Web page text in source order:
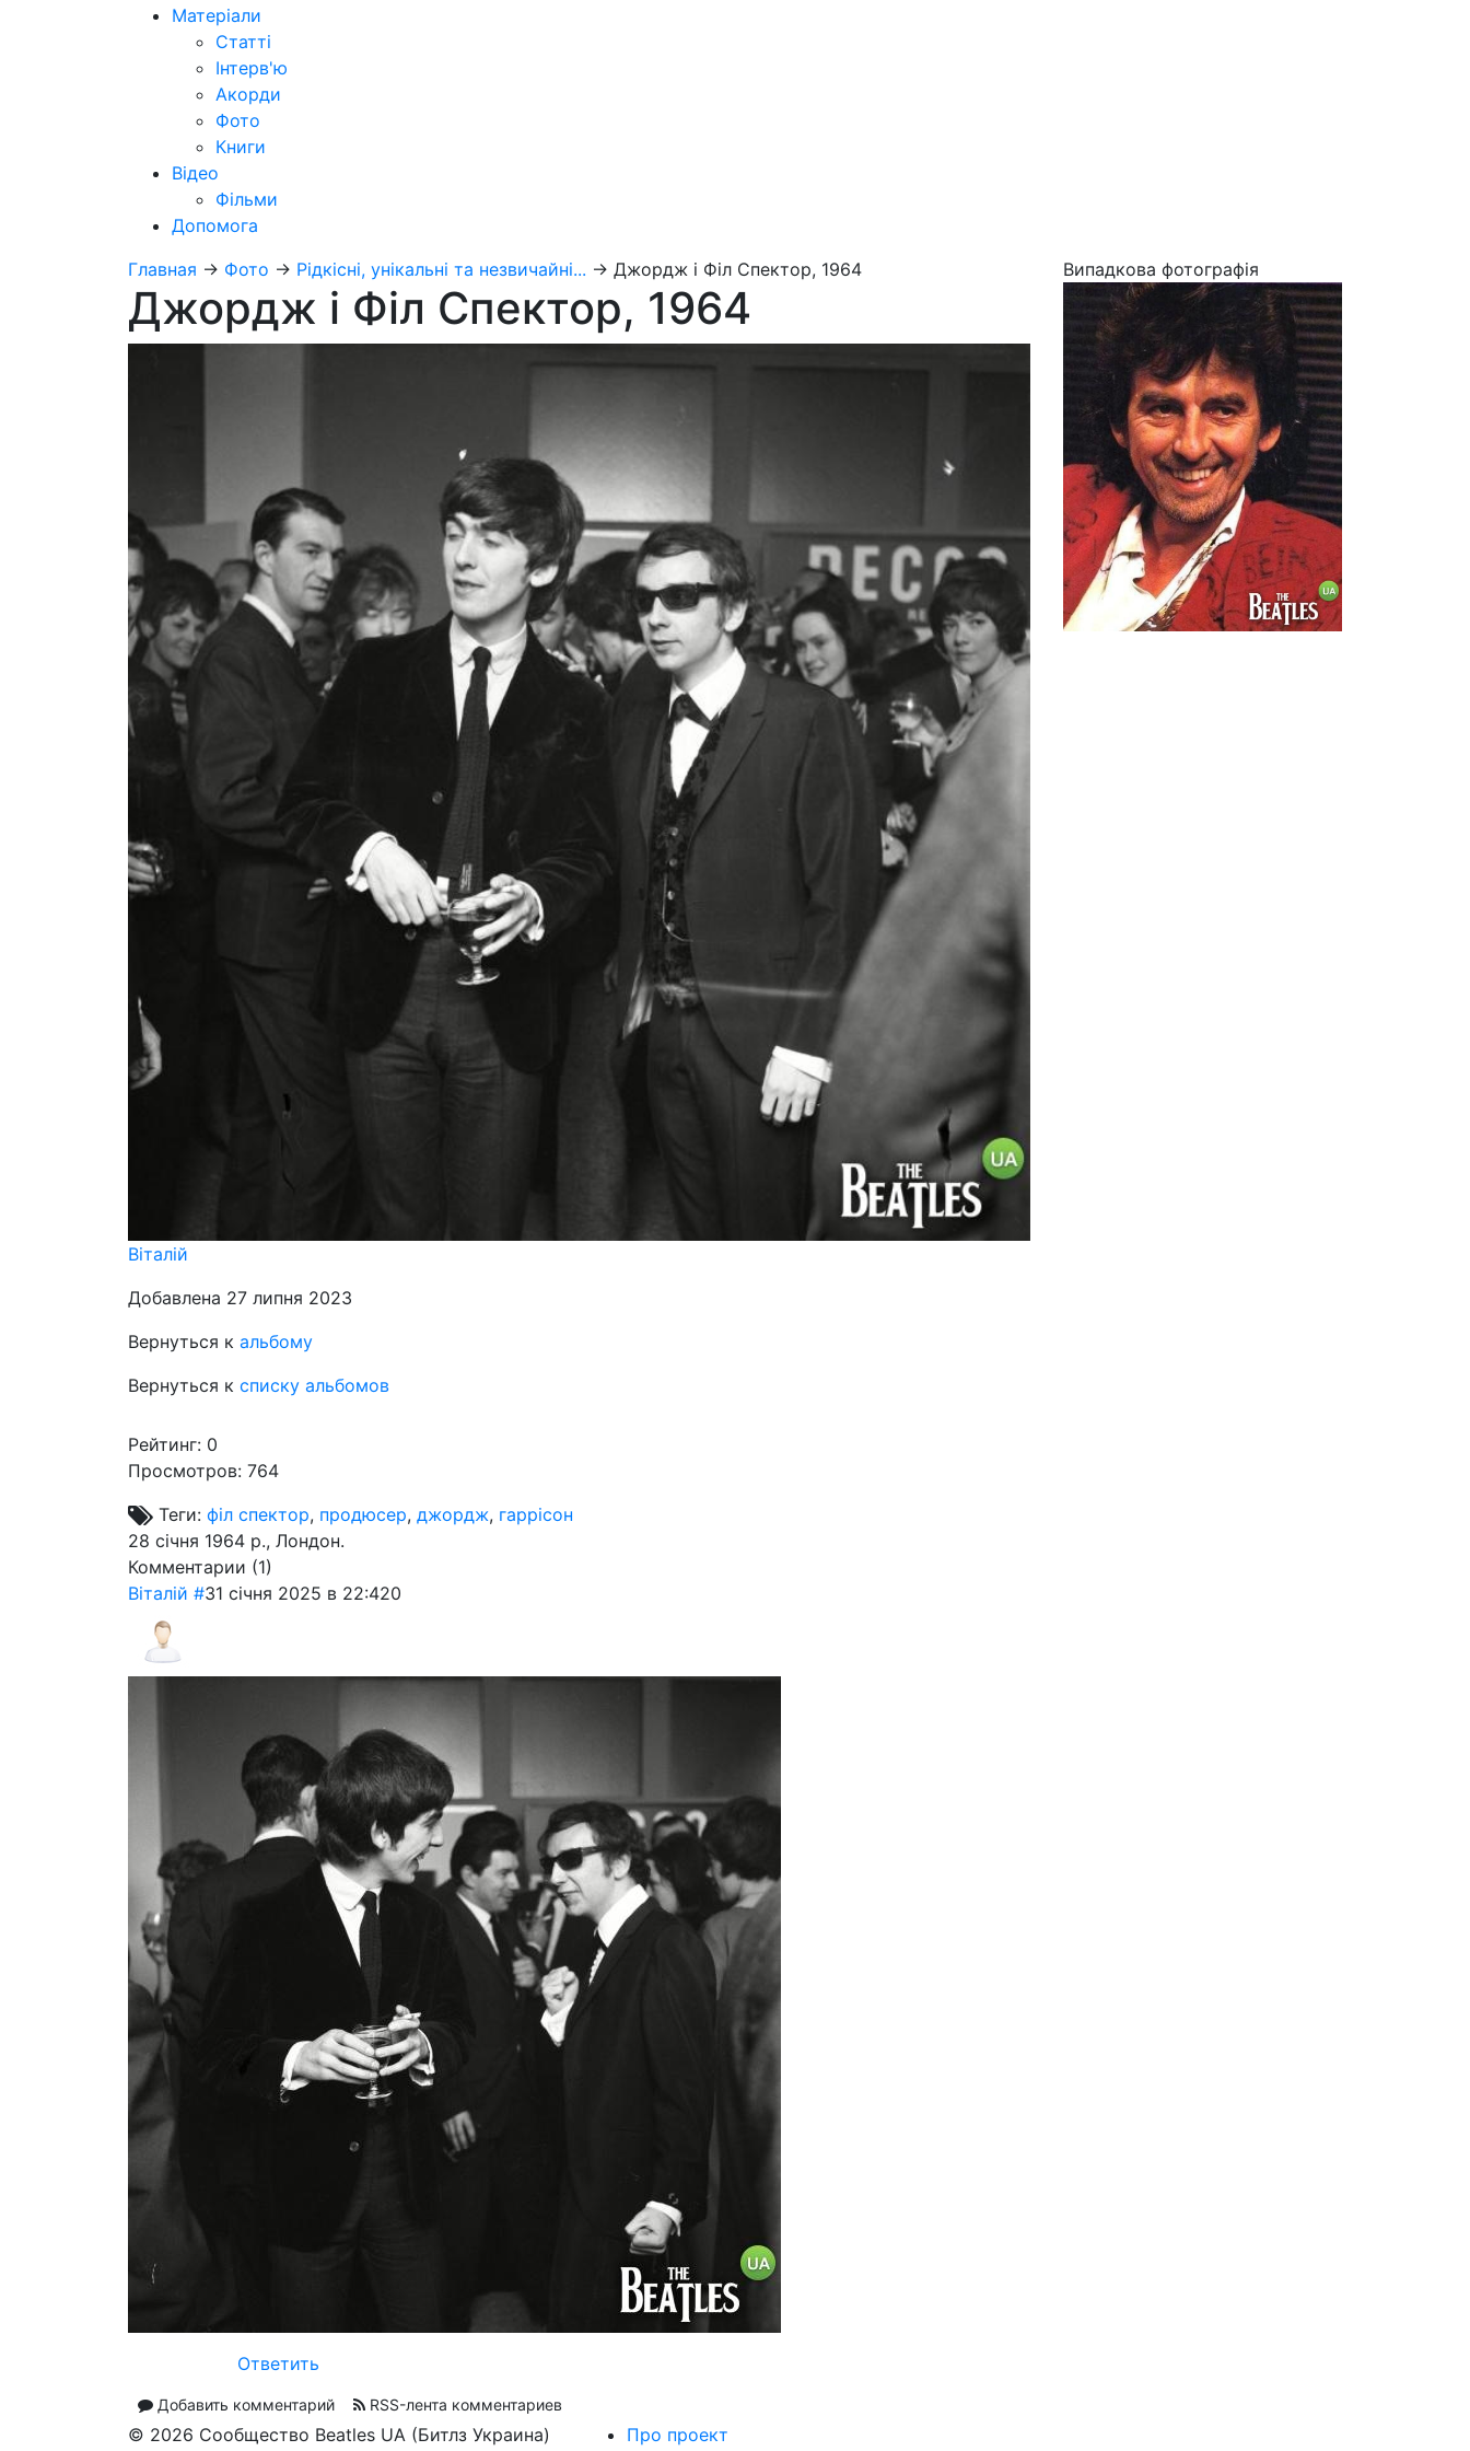
Матеріали
Статті
Інтерв'ю
Акорди
Фото
Книги
Відео
Фільми
Допомога
Главная → Фото → Рідкісні, унікальні та незвичайні... → Джордж і Філ Спектор, 1964
Джордж і Філ Спектор, 1964
Віталій
Добавлена 27 липня 2023
Вернуться к альбому
Вернуться к списку альбомов
Рейтинг: 0
Просмотров: 764
Теги: філ спектор, продюсер, джордж, гаррісон
28 січня 1964 р., Лондон.
Комментарии (1)
Віталій #31 січня 2025 в 22:420
Ответить
Добавить комментарий RSS-лента комментариев
Випадкова фотографія
© 2026 Сообщество Beatles UA (Битлз Украина)
Про проект